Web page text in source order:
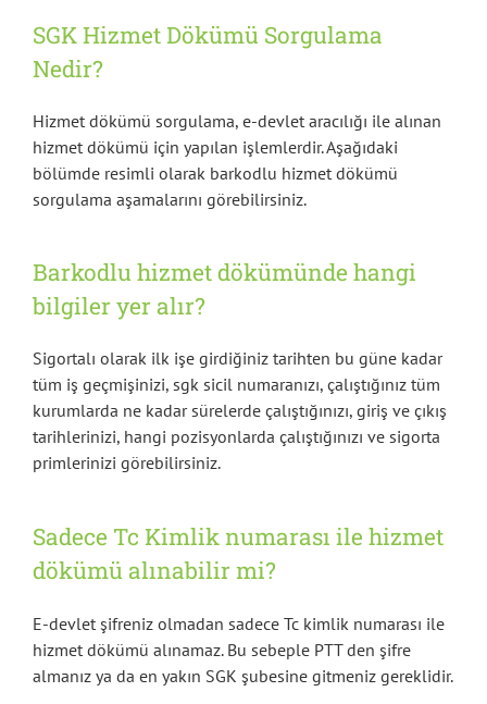
SGK Hizmet Dökümü Sorgulama
Nedir?
Hizmet dökümü sorgulama, e-devlet aracılığı ile alınan
hizmet dökümü için yapılan işlemlerdir. Aşağıdaki
bölümde resimli olarak barkodlu hizmet dökümü
sorgulama aşamalarını görebilirsiniz.
Barkodlu hizmet dökümünde hangi
bilgiler yer alır?
Sigortalı olarak ilk işe girdiğiniz tarihten bu güne kadar
tüm iş geçmişinizi, sgk sicil numaranızı, çalıştığınız tüm
kurumlarda ne kadar sürelerde çalıştığınızı, giriş ve çıkış
tarihlerinizi, hangi pozisyonlarda çalıştığınızı ve sigorta
primlerinizi görebilirsiniz.
Sadece Tc Kimlik numarası ile hizmet
dökümü alınabilir mi?
E-devlet şifreniz olmadan sadece Tc kimlik numarası ile
hizmet dökümü alınamaz. Bu sebeple PTT den şifre
almanız ya da en yakın SGK şubesine gitmeniz gereklidir.